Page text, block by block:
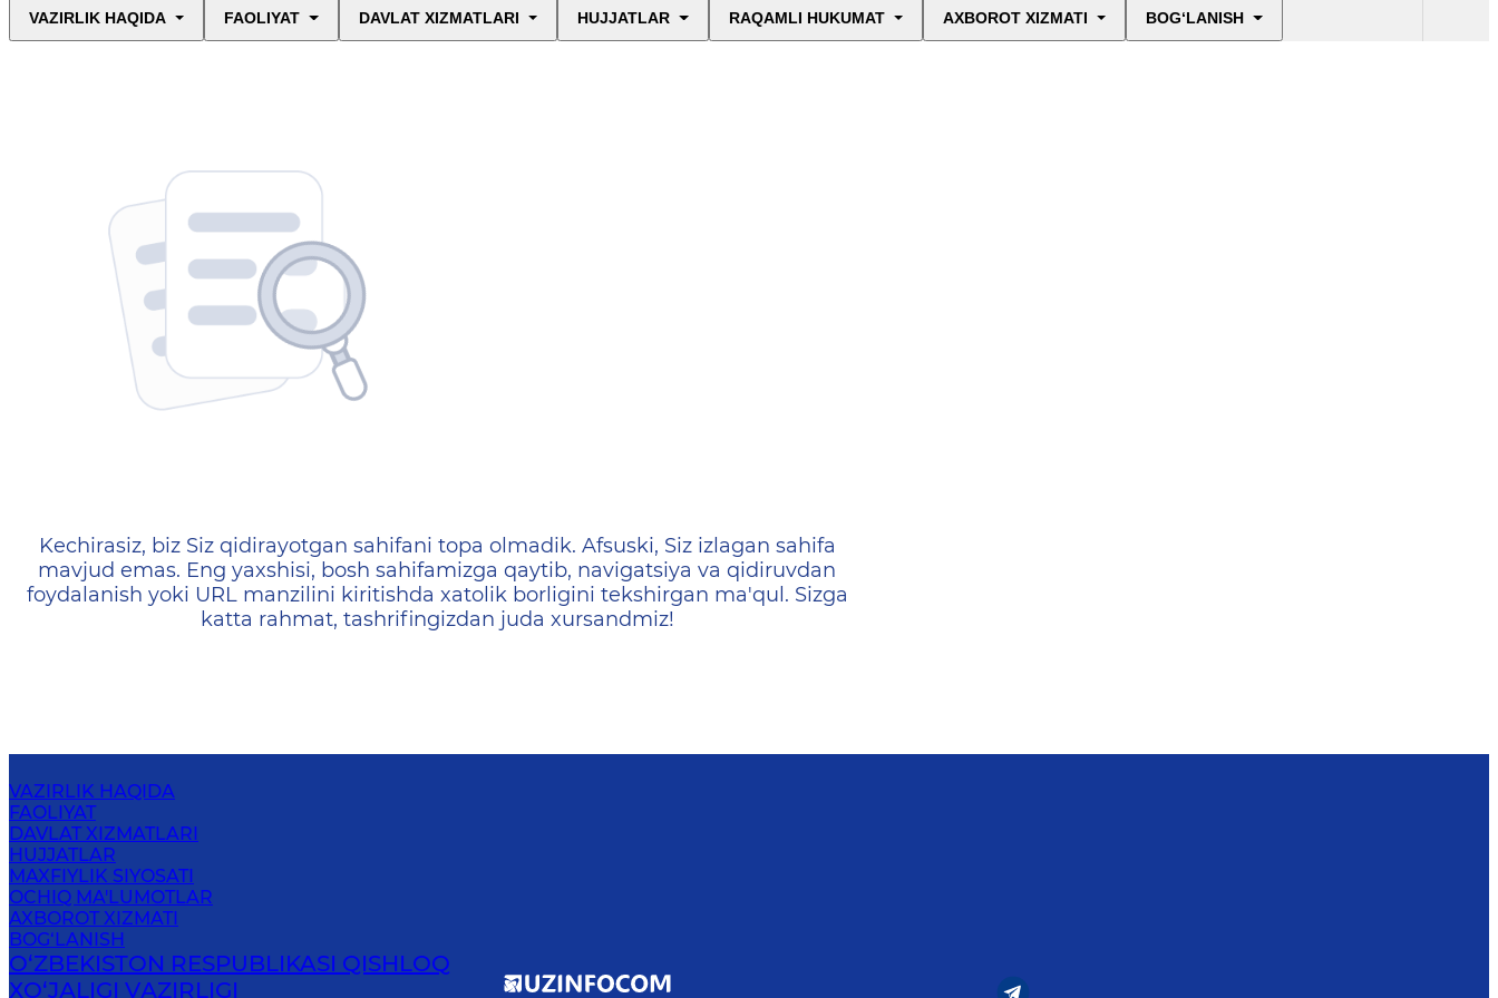
VAZIRLIK HAQIDA FAOLIYAT DAVLAT XIZMATLARI HUJJATLAR RAQAMLI HUKUMAT AXBOROT XIZMATI BOG‘LANISH
404 — Страница не найдена
Kechirasiz, biz Siz qidirayotgan sahifani topa olmadik. Afsuski, Siz izlagan sahifa
mavjud emas. Eng yaxshisi, bosh sahifamizga qaytib, navigatsiya va qidiruvdan
foydalanish yoki URL manzilini kiritishda xatolik borligini tekshirgan ma'qul. Sizga
katta rahmat, tashrifingizdan juda xursandmiz!
VAZIRLIK HAQIDA
FAOLIYAT
DAVLAT XIZMATLARI
HUJJATLAR
MAXFIYLIK SIYOSATI
OCHIQ MA'LUMOTLAR
AXBOROT XIZMATI
BOG‘LANISH
O‘ZBEKISTON RESPUBLIKASI QISHLOQ
ХO‘JАLIGI VАZIRLIGI